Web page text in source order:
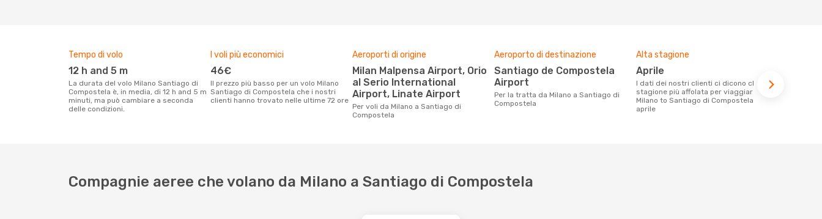
Tempo di volo
12 h and 5 m
La durata del volo Milano Santiago di
Compostela è, in media, di 12 h and 5 m
minuti, ma può cambiare a seconda
delle condizioni.
I voli più economici
46€
Il prezzo più basso per un volo Milano
Santiago di Compostela che i nostri
clienti hanno trovato nelle ultime 72 ore
Aeroporti di origine
Milan Malpensa Airport, Orio
al Serio International
Airport, Linate Airport
Per voli da Milano a Santiago di
Compostela
Aeroporto di destinazione
Santiago de Compostela
Airport
Per la tratta da Milano a Santiago di
Compostela
Alta stagione
aprile
I dati dei nostri clienti ci dicono che la
stagione più affolata per viaggiare da
Milano to Santiago di Compostela è
aprile
Compagnie aeree che volano da Milano a Santiago di Compostela